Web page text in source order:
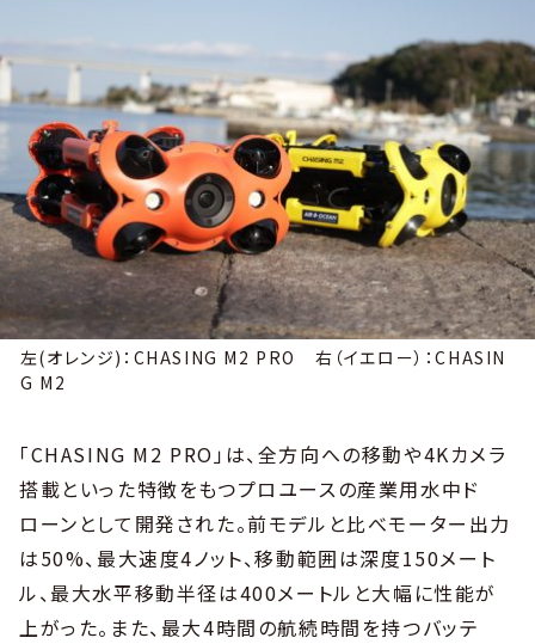
左(オレンジ)：CHASING M2 PRO 右（イエロー）：CHASIN
G M2
「CHASING M2 PRO」は、全方向への移動や4Kカメラ
搭載といった特徴をもつプロユースの産業用水中ド
ローンとして開発された。前モデルと比べモーター出力
は50%、最大速度4ノット、移動範囲は深度150メート
ル、最大水平移動半径は400メートルと大幅に性能が
上がった。また、最大4時間の航続時間を持つバッテ